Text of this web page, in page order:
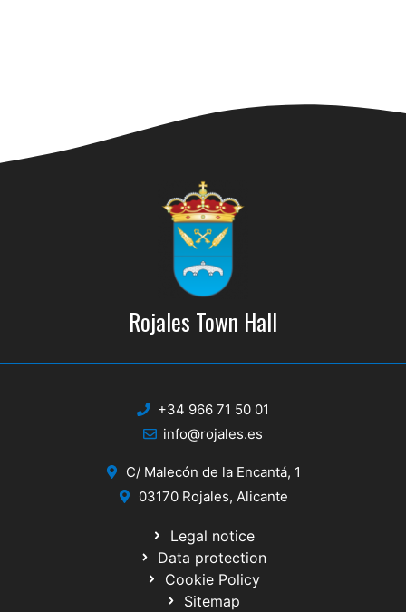
Rojales Town Hall
+34 966 71 50 01
info@rojales.es
C/ Malecón de la Encantá, 1
03170 Rojales, Alicante
Legal notice
Data protection
Cookie Policy
Sitemap